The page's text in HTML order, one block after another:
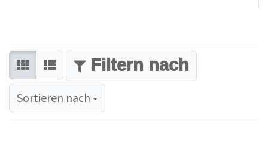
Sortieren nach
Sortieren nach